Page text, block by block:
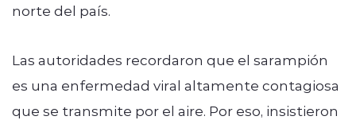
norte del país.
Las autoridades recordaron que el sarampión
es una enfermedad viral altamente contagiosa
que se transmite por el aire. Por eso, insistieron